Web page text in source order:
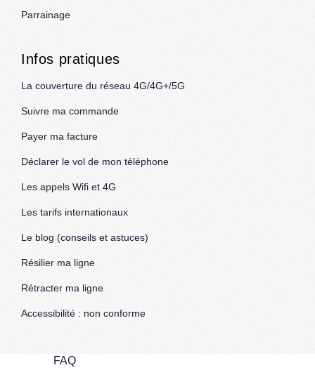
Parrainage
Infos pratiques
La couverture du réseau 4G/4G+/5G
Suivre ma commande
Payer ma facture
Déclarer le vol de mon téléphone
Les appels Wifi et 4G
Les tarifs internationaux
Le blog (conseils et astuces)
Résilier ma ligne
Rétracter ma ligne
Accessibilité : non conforme
FAQ